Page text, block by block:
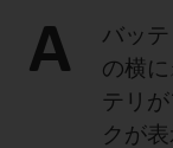
A
バッ
の横
テリ
クが表